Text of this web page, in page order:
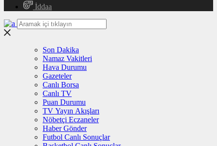
İddaa
Son Dakika
Namaz Vakitleri
Hava Durumu
Gazeteler
Canlı Borsa
Canlı TV
Puan Durumu
TV Yayın Akışları
Nöbetçi Eczaneler
Haber Gönder
Futbol Canlı Sonuçlar